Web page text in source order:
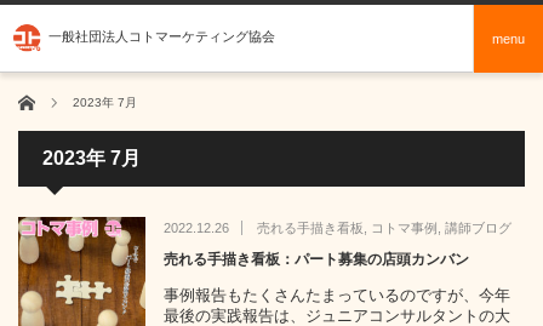
一般社団法人コトマーケティング協会 menu
ホーム 2023年 7月
2023年 7月
2022.12.26 売れる手描き看板 コトマ事例 講師ブログ
売れる手描き看板：パート募集の店頭カンバン
事例報告もたくさんたまっているのですが、今年
最後の実践報告は、ジュニアコンサルタントの大